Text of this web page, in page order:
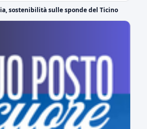
Lorenzo Moretti
sostenibilità sulle sponde del Ticino